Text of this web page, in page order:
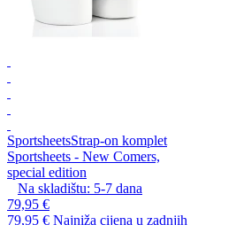
SportsheetsStrap-on komplet
Sportsheets - New Comers,
special edition
Na skladištu: 5-7 dana
79,95 €
79,95 € Najniža cijena u zadnjih